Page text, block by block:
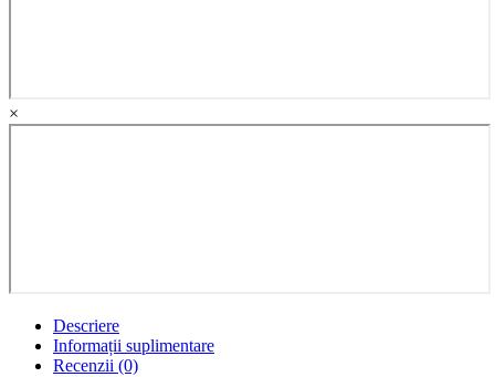
×
Descriere
Informații suplimentare
Recenzii (0)